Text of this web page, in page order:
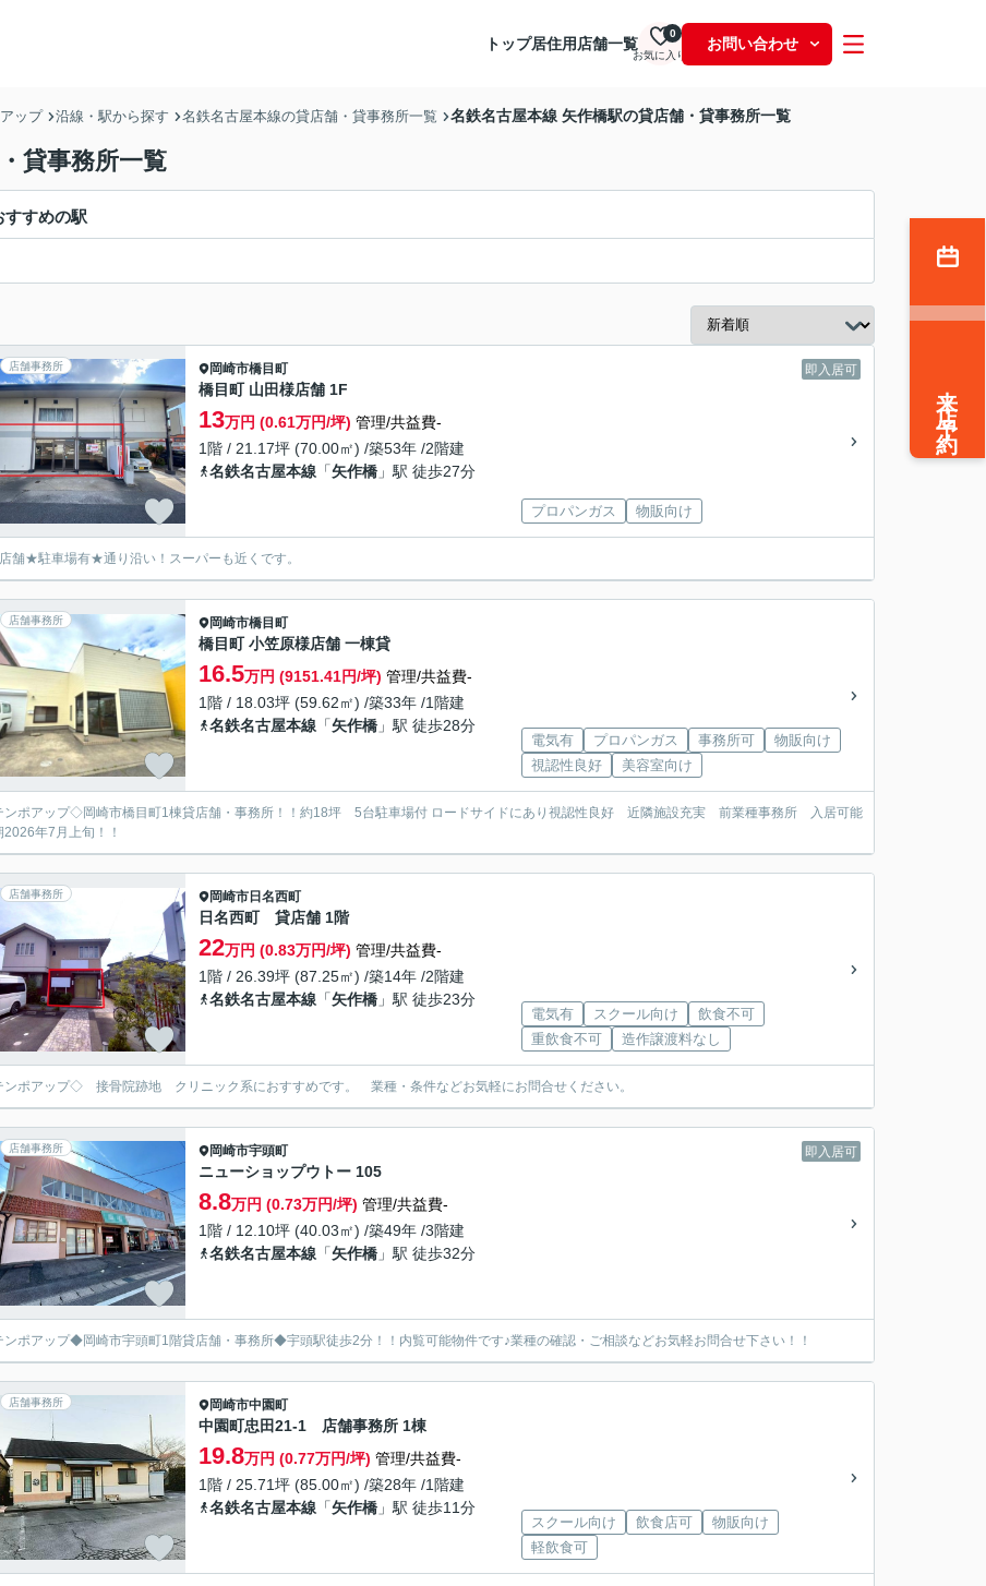
トップ居住用店舗一覧
お気に入り
0
お問い合わせ
ップ 沿線・駅から探す 名鉄名古屋本線の貸店舗・貸事務所一覧 名鉄名古屋本線 矢作橋駅の貸店舗・貸事務所一覧
貸事務所一覧
すすめの駅
店舗事務所 即入居可
岡崎市橋目町
橋目町 山田様店舗 1F
13万円 (0.61万円/坪) 管理/共益費-
1階 / 21.17坪 (70.00㎡) /築53年 /2階建
名鉄名古屋本線 「矢作橋 」駅 徒歩27分
プロパンガス 物販向け
舗★駐車場有★通り沿い！スーパーも近くです。
店舗事務所 岡崎市橋目町
橋目町 小笠原様店舗 一棟貸
16.5万円 (9151.41円/坪) 管理/共益費-
1階 / 18.03坪 (59.62㎡) /築33年 /1階建
名鉄名古屋本線 「矢作橋 」駅 徒歩28分
電気有 プロパンガス 事務所可
物販向け
視認性良好
美容室向け
ポアップ◇岡崎市橋目町1棟貸店舗・事務所！！約18坪 5台駐車場付 ロードサイドにあり視認性良好 近隣施設充実 前業種事務所 入居可能
2026年7月上旬！！
店舗事務所 岡崎市 日名西町
日名西町 貸店舗 1階
22万円 (0.83万円/坪) 管理/共益費-
1階 / 26.39坪 (87.25㎡) /築14年 /2階建
名鉄名古屋本線 「矢作橋 」駅 徒歩23分
電気有 スクール向け
飲食不可
重飲食不可
造作譲渡料なし
ポアップ◇ 接骨院跡地 クリニック系におすすめです。 業種・条件などお気軽にお問合せください。
店舗事務所 即入居可
岡崎市宇頭町
ニューショップウトー 105
8.8万円 (0.73万円/坪) 管理/共益費-
1階 / 12.10坪 (40.03㎡) /築49年 /3階建
名鉄名古屋本線 「矢作橋 」駅 徒歩32分
ポアップ◆岡崎市宇頭町1階貸店舗・事務所◆宇頭駅徒歩2分！！内覧可能物件です♪業種の確認・ご相談などお気軽お問合せ下さい！！
店舗事務所 岡崎市中園町
中園町忠田21-1 店舗事務所 1棟
19.8万円 (0.77万円/坪) 管理/共益費-
1階 / 25.71坪 (85.00㎡) /築28年 /1階建
名鉄名古屋本線 「矢作橋 」駅 徒歩11分
スクール向け 飲食店可
物販向け
軽飲食可
来店予約